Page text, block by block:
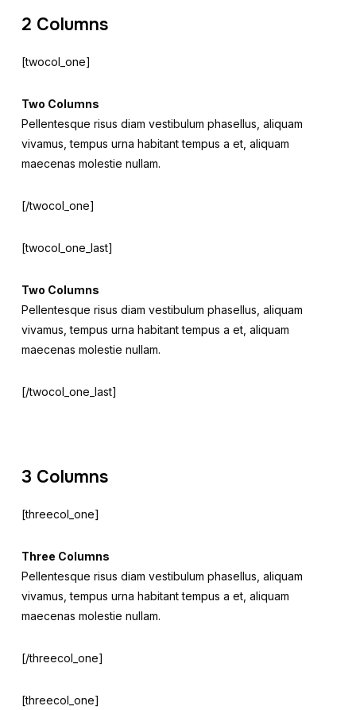
2 Columns
[twocol_one]
Two Columns
Pellentesque risus diam vestibulum phasellus, aliquam
vivamus, tempus urna habitant tempus a et, aliquam
maecenas molestie nullam.
[/twocol_one]
[twocol_one_last]
Two Columns
Pellentesque risus diam vestibulum phasellus, aliquam
vivamus, tempus urna habitant tempus a et, aliquam
maecenas molestie nullam.
[/twocol_one_last]
3 Columns
[threecol_one]
Three Columns
Pellentesque risus diam vestibulum phasellus, aliquam
vivamus, tempus urna habitant tempus a et, aliquam
maecenas molestie nullam.
[/threecol_one]
[threecol_one]